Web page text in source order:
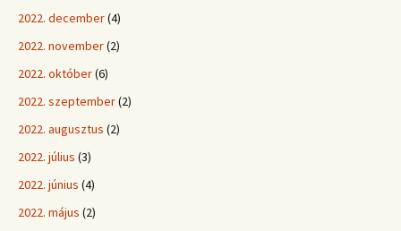
2022. december(4)
2022. november(2)
2022. október(6)
2022. szeptember(2)
2022. augusztus (2)
2022. július (3)
2022. június (4)
2022. május (2)